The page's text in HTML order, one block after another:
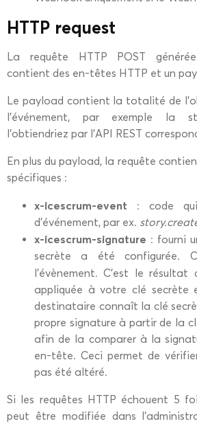
HTTP request
La requête HTTP POST
contient des en-têtes HTTP et un
Le payload contient la totalité de
l’événement, par exemple la
l’obtiendriez par l’API REST
En plus du payload, la requête
spécifiques :
x-icescrum-event : code
d’événement, par ex.
x-icescrum-signature : fourni
secrète a été configurée.
l’évènement. C’est le
appliquée à votre clé secrète
destinataire connaît la clé
propre signature à partir de la
afin de la comparer à la
en-tête. Ceci permet de
pas été altéré.
Si les requêtes HTTP échouent 5
peut être modifiée dans